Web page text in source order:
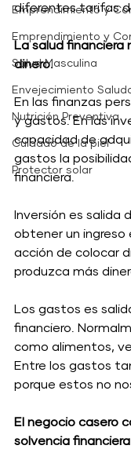
Emprendimiento y
Emprendimiento y
Salud Masculina
Envejecimiento
Nutrición Preventiva
Cuidado de la piel
Protector solar
diferentes tarifas
La salud
dinero.
En las finanzas
y gastos. En las
capacidad de
gastos la
financiera.
Inversión es salida
obtener un ingreso
acción de colocar
produzca más
Los gastos es
financiero.
como alimentos,
Entre los gastos
porque estos no
El negocio casero
solvencia financiera